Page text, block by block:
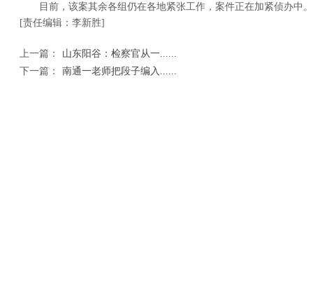
目前，该案其余各组仍在各地紧张工作，案件正在加紧侦办中。
[责任编辑：李新胜]
上一篇：
山东阳谷：检察官从一......
下一篇：
南通一老师把段子编入......